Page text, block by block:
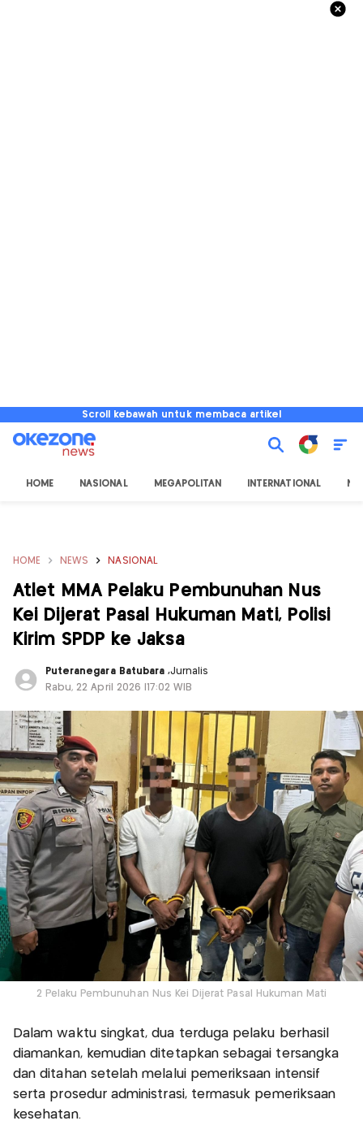
Scroll kebawah untuk membaca artikel
HOME NASIONAL MEGAPOLITAN INTERNATIONAL
HOME NEWS NASIONAL
Atlet MMA Pelaku Pembunuhan Nus
Kei Dijerat Pasal Hukuman Mati, Polisi
Kirim SPDP ke Jaksa
Puteranegara Batubara,Jurnalis
Rabu, 22 April 2026 |17:02 WIB
2 Pelaku Pembunuhan Nus Kei Dijerat Pasal Hukuman Mati
Dalam waktu singkat, dua terduga pelaku berhasil
diamankan, kemudian ditetapkan sebagai tersangka
dan ditahan setelah melalui pemeriksaan intensif
serta prosedur administrasi, termasuk pemeriksaan
kesehatan.